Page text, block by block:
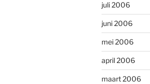
juli 2006
juni 2006
mei 2006
april 2006
maart 2006